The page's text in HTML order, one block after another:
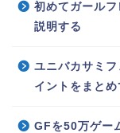
初めてガール
説明する
ユニバカサミ
イントをまとめ
GFを50万ゲー